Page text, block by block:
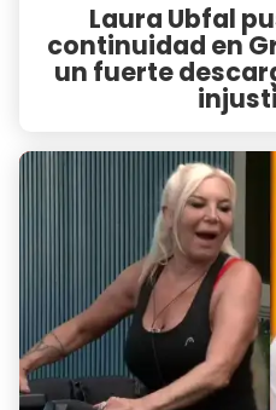
Laura Ubfal
continuidad en
un fuerte